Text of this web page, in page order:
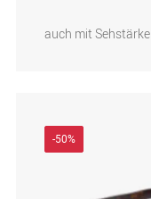
auch mit Sehstärke
-50%